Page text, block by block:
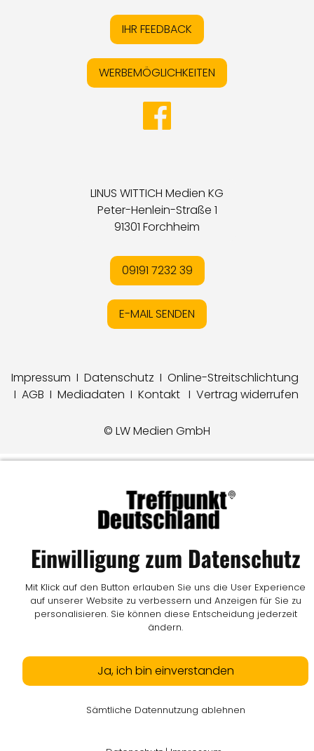
IHR FEEDBACK
WERBEMÖGLICHKEITEN
LINUS WITTICH Medien KG
Peter-Henlein-Straße 1
91301 Forchheim
09191 7232 39
E-MAIL SENDEN
Impressum I Datenschutz I Online-Streitschlichtung
I AGB I Mediadaten I Kontakt I Vertrag widerrufen
© LW Medien GmbH
Einwilligung zum Datenschutz
Mit Klick auf den Button erlauben Sie uns die User Experience
auf unserer Website zu verbessern und Anzeigen für Sie zu
personalisieren. Sie können diese Entscheidung jederzeit
ändern.
Ja, ich bin einverstanden
Sämtliche Datennutzung ablehnen